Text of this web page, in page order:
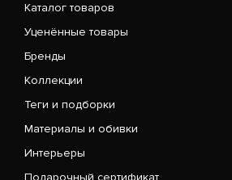
Каталог товаров
Уценённые товары
Бренды
Коллекции
Теги и подборки
Материалы и обивки
Интерьеры
Подарочный сертификат